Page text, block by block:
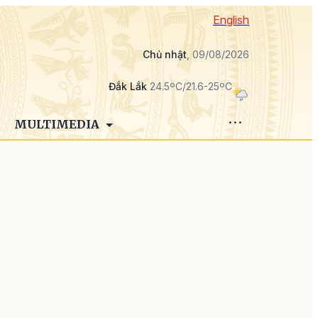
English
Chủ nhật, 09/08/2026
Đắk Lắk24.5ºC/21.6-25ºC
MULTIMEDIA